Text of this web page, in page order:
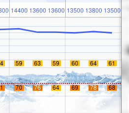
14400 13600 13600 13500 13800 13500
59 63 59 60 64 61
70 76 64 69 78 68